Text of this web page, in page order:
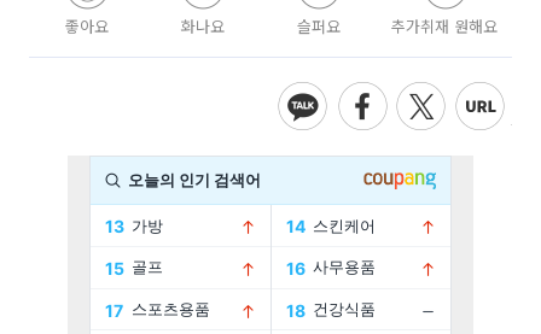
좋아요 화나요 슬퍼요 추가취재 원해요